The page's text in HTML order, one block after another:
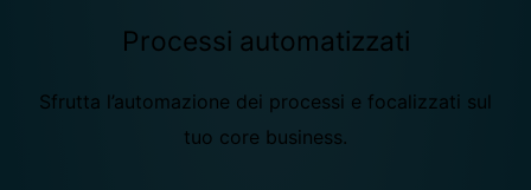
Processi automatizzati
Sfrutta l’automazione dei processi e focalizzati sul
tuo core business.